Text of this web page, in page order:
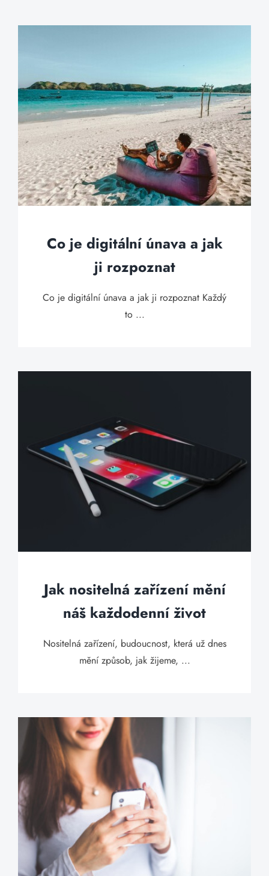
Co je digitální únava a jak
ji rozpoznat
Co je digitální únava a jak ji rozpoznat Každý
to ...
Jak nositelná zařízení mění
náš každodenní život
Nositelná zařízení, budoucnost, která už dnes
mění způsob, jak žijeme, ...